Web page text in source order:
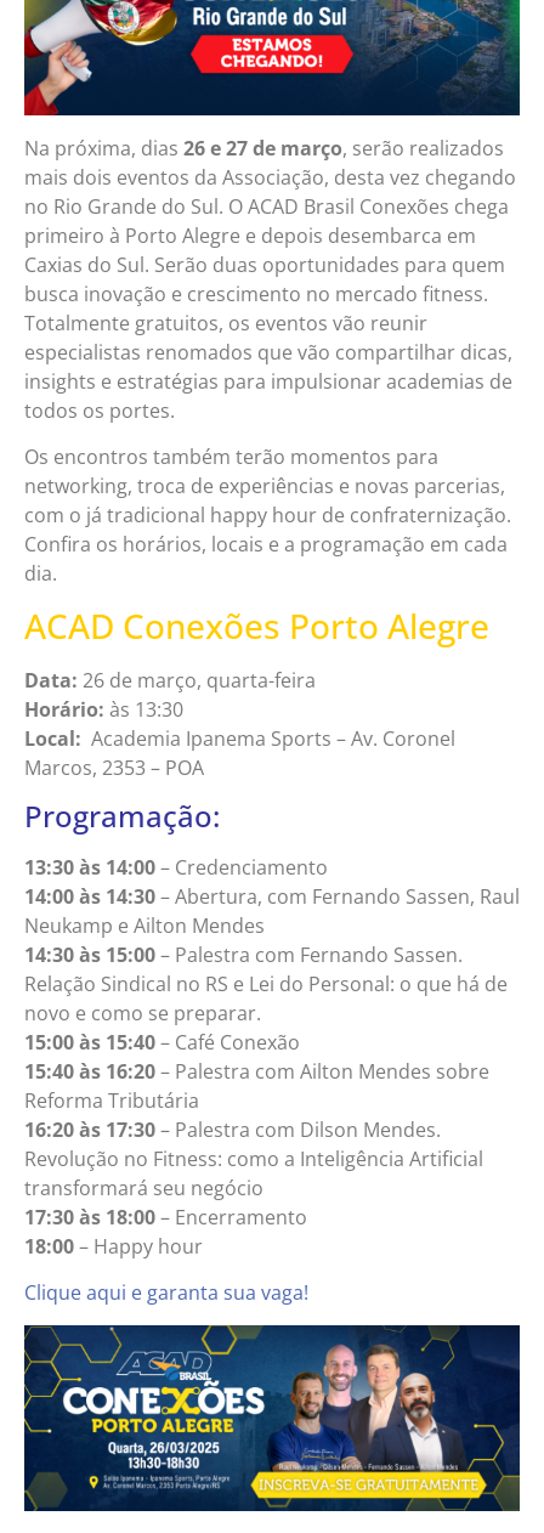
Na próxima, dias 26 e 27 de março, serão realizados
mais dois eventos da Associação, desta vez chegando
no Rio Grande do Sul. O ACAD Brasil Conexões chega
primeiro à Porto Alegre e depois desembarca em
Caxias do Sul. Serão duas oportunidades para quem
busca inovação e crescimento no mercado fitness.
Totalmente gratuitos, os eventos vão reunir
especialistas renomados que vão compartilhar dicas,
insights e estratégias para impulsionar academias de
todos os portes.
Os encontros também terão momentos para
networking, troca de experiências e novas parcerias,
com o já tradicional happy hour de confraternização.
Confira os horários, locais e a programação em cada
dia.
ACAD Conexões Porto Alegre
Data: 26 de março, quarta-feira
Horário: às 13:30
Local: Academia Ipanema Sports – Av. Coronel
Marcos, 2353 – POA
Programação:
13:30 às 14:00– Credenciamento
14:00 às 14:30– Abertura, com Fernando Sassen, Raul
Neukamp e Ailton Mendes
14:30 às 15:00– Palestra com Fernando Sassen.
Relação Sindical no RS e Lei do Personal: o que há de
novo e como se preparar.
15:00 às 15:40– Café Conexão
15:40 às 16:20– Palestra com Ailton Mendes sobre
Reforma Tributária
16:20 às 17:30– Palestra com Dilson Mendes.
Revolução no Fitness: como a Inteligência Artificial
transformará seu negócio
17:30 às 18:00– Encerramento
18:00– Happy hour
Clique aqui e garanta sua vaga!